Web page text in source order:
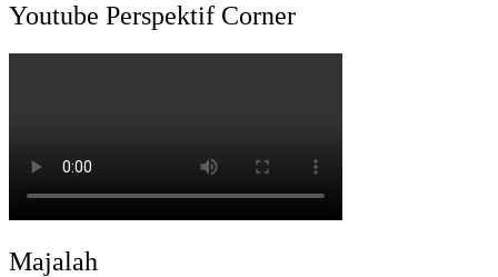
Youtube Perspektif Corner
Majalah